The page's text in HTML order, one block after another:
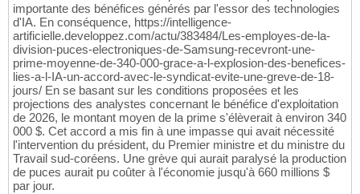
importante des bénéfices générés par l'essor des technologies
d'IA. En conséquence, https://intelligence-
artificielle.developpez.com/actu/383484/Les-employes-de-la-
division-puces-electroniques-de-Samsung-recevront-une-
prime-moyenne-de-340-000-grace-a-l-explosion-des-benefices-
lies-a-l-IA-un-accord-avec-le-syndicat-evite-une-greve-de-18-
jours/ En se basant sur les conditions proposées et les
projections des analystes concernant le bénéfice d'exploitation
de 2026, le montant moyen de la prime s'élèverait à environ 340
000 $. Cet accord a mis fin à une impasse qui avait nécessité
l'intervention du président, du Premier ministre et du ministre du
Travail sud-coréens. Une grève qui aurait paralysé la production
de puces aurait pu coûter à l'économie jusqu'à 660 millions $
par jour.